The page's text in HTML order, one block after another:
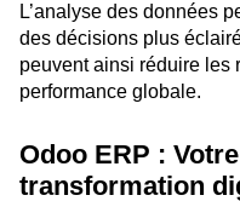
L’analyse des données
des décisions plus
peuvent ainsi réduire les
performance globale.
Odoo ERP :
transformation